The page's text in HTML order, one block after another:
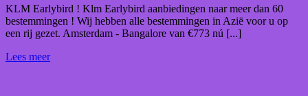
KLM Earlybird ! Klm Earlybird aanbiedingen naar meer dan 60
bestemmingen ! Wij hebben alle bestemmingen in Azië voor u op
een rij gezet. Amsterdam - Bangalore van €773 nú [...]
Lees meer